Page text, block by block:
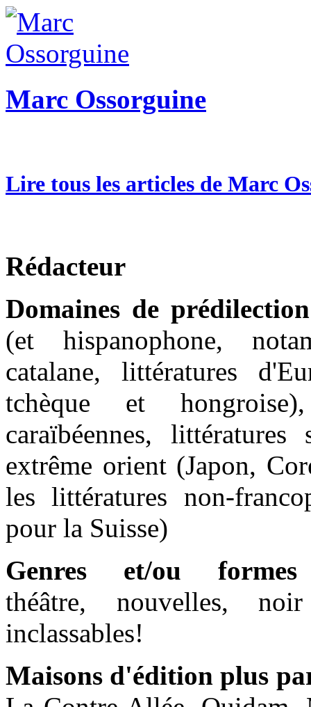
Marc Ossorguine
Lire tous les articles de Marc
Rédacteur
Domaines de prédilection
(et hispanophone,
catalane, littératures
tchèque et
caraïbéennes,
extrême orient (Japon,
les littératures non-
pour la Suisse)
Genres et/ou formes
théâtre, nouvelles,
inclassables!
Maisons d'édition plus